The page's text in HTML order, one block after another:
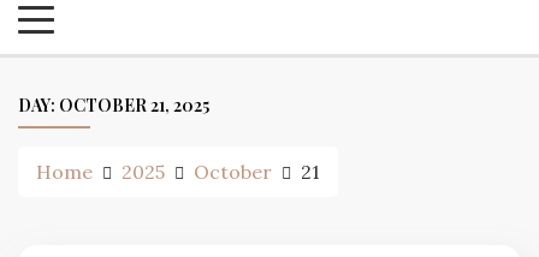
DAY: OCTOBER 21, 2025
Home 2025 October 21